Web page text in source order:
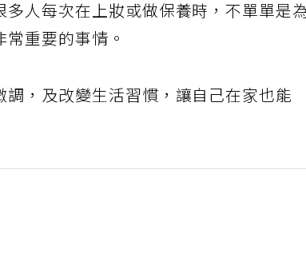
人每次在上妝或做保養時，不單單是
重要的事情。
，及改變生活習慣，讓自己在家也能